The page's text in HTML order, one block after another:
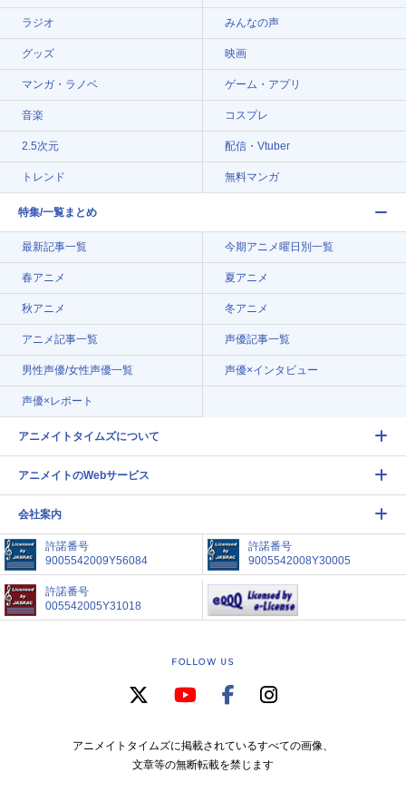
ラジオ みんなの声
グッズ 映画
マンガ・ラノベ ゲーム・アプリ
音楽 コスプレ
2.5次元 配信・Vtuber
トレンド 無料マンガ
特集/一覧まとめ
最新記事一覧 今期アニメ曜日別一覧
春アニメ 夏アニメ
秋アニメ 冬アニメ
アニメ記事一覧 声優記事一覧
男性声優/女性声優一覧 声優×インタビュー
声優×レポート
アニメイトタイムズについて
アニメイトのWebサービス
会社案内
許諾番号
9005542009Y56084
許諾番号
9005542008Y30005
許諾番号
005542005Y31018
FOLLOW US
アニメイトタイムズに掲載されているすべての画像、
文章等の無断転載を禁じます